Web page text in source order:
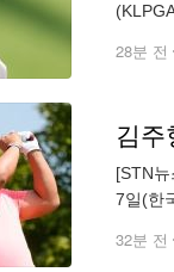
28분 전
김주
[STN
7일(한
32분 전